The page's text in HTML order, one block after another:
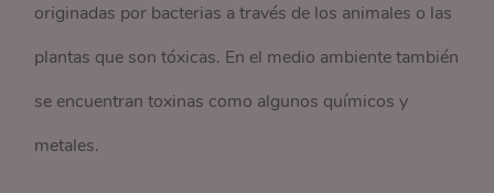
originadas por bacterias a través de los animales o las
plantas que son tóxicas. En el medio ambiente también
se encuentran toxinas como algunos químicos y
metales.